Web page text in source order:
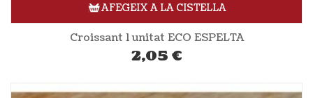
AFEGEIX A LA CISTELLA
Croissant 1 unitat ECO ESPELTA
2,05 €